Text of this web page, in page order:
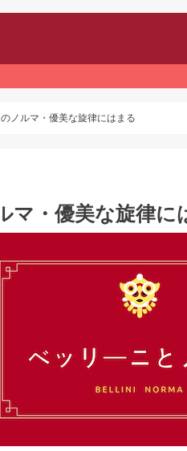
ノルマ・優美な旋律にはまる
マ・優美な旋律に